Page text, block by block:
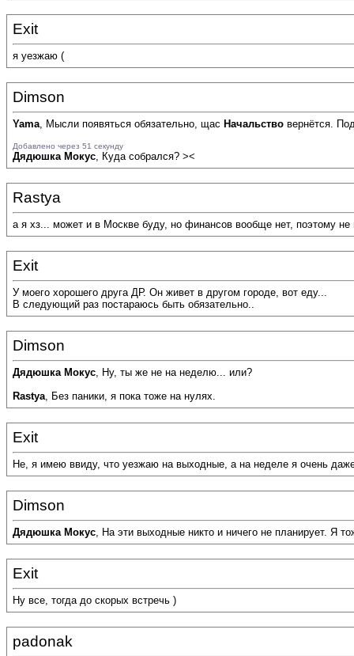
Exit
я уезжаю (
Dimson
Yama, Мысли появяться обязательно, щас Начальство вернётся.
Добавлено через 51 секунду
Дядюшка Мокус, Куда собрался? ><
Rastya
а я хз... может и в Москве буду, но финансов вообще нет, поэтому не
Exit
У моего хорошего друга ДР. Он живет в другом городе, вот еду...
В следующий раз постараюсь быть обязательно..
Dimson
Дядюшка Мокус, Ну, ты же не на неделю... или?
Rastya, Без паники, я пока тоже на нулях.
Exit
Не, я имею ввиду, что уезжаю на выходные, а на неделе я очень
Dimson
Дядюшка Мокус, На эти выходные никто и ничего не планирует. Я
Exit
Ну все, тогда до скорых встречь )
padonak